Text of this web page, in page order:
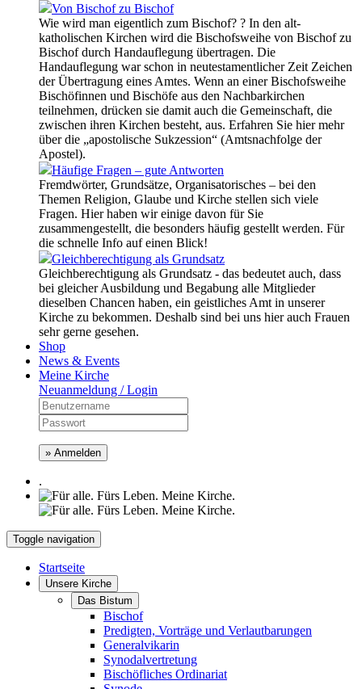
Von Bischof zu Bischof
Wie wird man eigentlich zum Bischof? ? In den alt-
katholischen Kirchen wird die Bischofsweihe von Bischof zu
Bischof durch Handauflegung übertragen. Die
Handauflegung war schon in neutestamentlicher Zeit Zeichen
der Übertragung eines Amtes. Wenn an einer Bischofsweihe
Bischöfinnen und Bischöfe aus den Nachbarkirchen
teilnehmen, drücken sie damit auch die Gemeinschaft, die
zwischen ihren Kirchen besteht, aus. Erfahren Sie hier mehr
über die „apostolische Sukzession“ (Amtsnachfolge der
Apostel).
Häufige Fragen – gute Antworten
Fremdwörter, Grundsätze, Organisatorisches – bei den
Themen Religion, Glaube und Kirche stellen sich viele
Fragen. Hier haben wir einige davon für Sie
zusammengestellt, die besonders häufig gestellt werden. Für
die schnelle Info auf einen Blick!
Gleichberechtigung als Grundsatz
Gleichberechtigung als Grundsatz - das bedeutet auch, dass
bei gleicher Ausbildung und Begabung alle Mitglieder
dieselben Chancen haben, ein geistliches Amt in unserer
Kirche zu bekommen. Deshalb sind bei uns hier auch Frauen
sehr gerne gesehen.
Shop
News & Events
Meine Kirche
Neuanmeldung / Login
» Anmelden
.
Toggle navigation
Startseite
Unsere Kirche
Das Bistum
Bischof
Predigten, Vorträge und Verlautbarungen
Generalvikarin
Synodalvertretung
Bischöfliches Ordinariat